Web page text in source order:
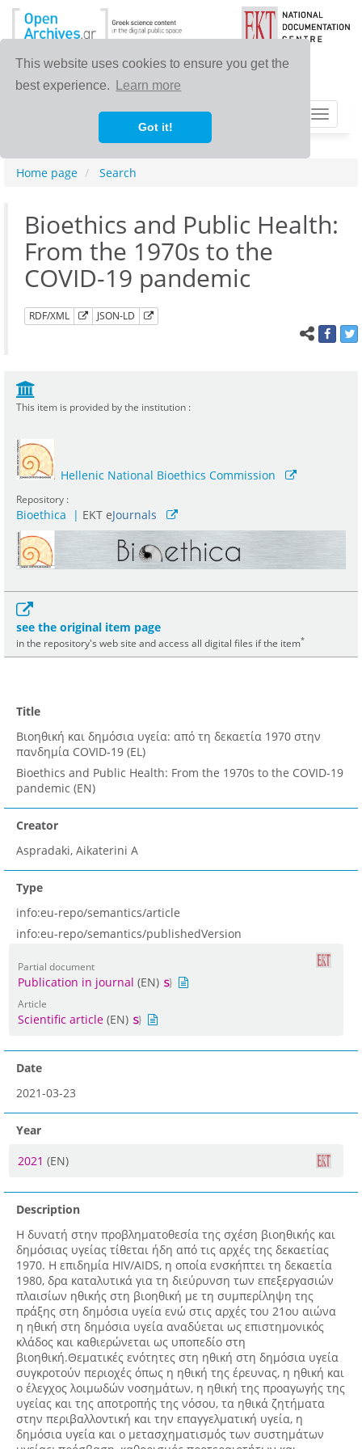
This website uses cookies to ensure you get the
best experience.
Learn more
Got it!
Toggle
Home page Search
Bioethics and Public Health:
From the 1970s to the
COVID-19 pandemic
RDF/XML JSON-LD
This item is provided by the institution :
Hellenic National Bioethics Commission
Repository :
Bioethica | ΕΚΤ eJournals
see the original item page
in the repository's web site and access all digital files if the item*
Title
Βιοηθική και δημόσια υγεία: από τη δεκαετία 1970 στην
πανδημία COVID-19 (EL)
Bioethics and Public Health: From the 1970s to the COVID-19
pandemic (EN)
Creator
Aspradaki, Aikaterini A
Type
info:eu-repo/semantics/article
info:eu-repo/semantics/publishedVersion
Partial document
Publication in journal (EN)
Article
Scientific article (EN)
Date
2021-03-23
Year
2021 (EN)
Description
Η δυνατή στην προβληματοθεσία της σχέση βιοηθικής και
δημόσιας υγείας τίθεται ήδη από τις αρχές της δεκαετίας
1970. Η επιδημία HIV/AIDS, η οποία ενσκήπτει τη δεκαετία
1980, δρα καταλυτικά για τη διεύρυνση των επεξεργασιών
πλαισίων ηθικής στη βιοηθική με τη συμπερίληψη της
πράξης στη δημόσια υγεία ενώ στις αρχές του 21ου αιώνα
η ηθική στη δημόσια υγεία αναδύεται ως επιστημονικός
κλάδος και καθιερώνεται ως υποπεδίο στη
βιοηθική.Θεματικές ενότητες στη ηθική στη δημόσια υγεία
συγκροτούν περιοχές όπως η ηθική της έρευνας, η ηθική και
ο έλεγχος λοιμωδών νοσημάτων, η ηθική της προαγωγής της
υγείας και της αποτροπής της νόσου, τα ηθικά ζητήματα
στην περιβαλλοντική και την επαγγελματική υγεία, η
δημόσια υγεία και ο μετασχηματισμός των συστημάτων